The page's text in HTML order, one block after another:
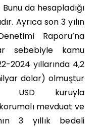
da hesapladığı
Ayrıca son 3 yılın
Raporu’na
sebebiyle kamu
2024 yıllarında 4,2
dolar) olmuştur
USD kuruyla
mevduat ve
3 yıllık bedeli